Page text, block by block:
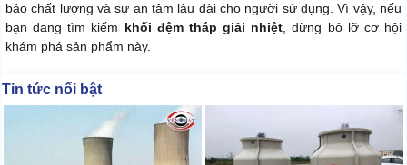
bảo chất lượng và sự an tâm lâu dài cho người sử dụng. Vì vậy, nếu
bạn đang tìm kiếm khối đệm tháp giải nhiệt, đừng bỏ lỡ cơ hội
khám phá sản phẩm này.
Tin tức nổi bật